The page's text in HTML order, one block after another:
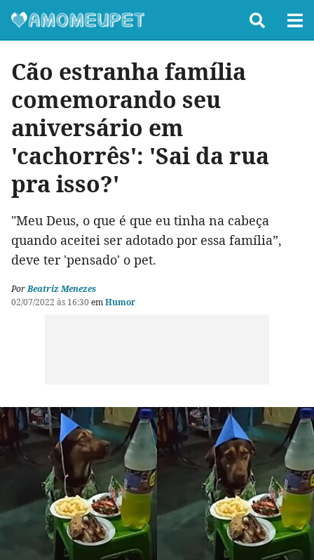
Cão estranha família
comemorando seu
aniversário em
'cachorrês': 'Sai da rua
pra isso?'
"Meu Deus, o que é que eu tinha na cabeça
quando aceitei ser adotado por essa família”,
deve ter 'pensado' o pet.
PorBeatriz Menezes
02/07/2022 às 16:30 emHumor